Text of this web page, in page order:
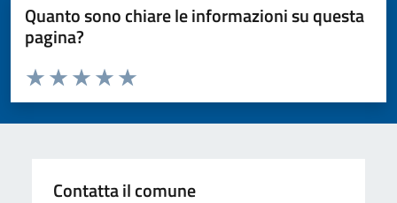
Quanto sono chiare le informazioni su questa
pagina?
Valuta da 1 a 5 stelle la pagina
Valuta 5 stelle su 5
Valuta 4 stelle su 5
Valuta 3 stelle su 5
Valuta 2 stelle su 5
Valuta 1 stelle su 5
Contatta il comune